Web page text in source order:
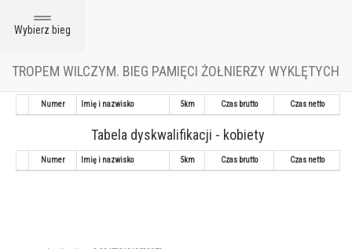
Toggle
navigation
Wybierz bieg
TROPEM WILCZYM. BIEG PAMIĘCI ŻOŁNIERZY WYKLĘTYCH
Tabela dyskwalifikacji - mężczyźni
Numer Imię i nazwisko 5km Czas brutto Czas netto
Tabela dyskwalifikacji - kobiety
Numer Imię i nazwisko 5km Czas brutto Czas netto